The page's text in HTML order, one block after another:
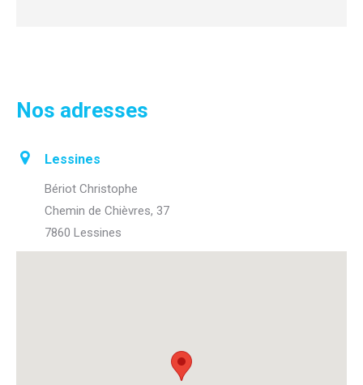
Nos adresses
Lessines
Bériot Christophe
Chemin de Chièvres, 37
7860 Lessines